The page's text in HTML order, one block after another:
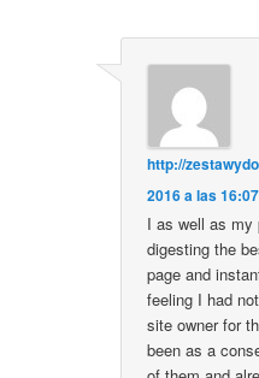
http://
2016 a las 16:07
I as well as my
digesting the
page and
feeling I had
site owner for
been as a